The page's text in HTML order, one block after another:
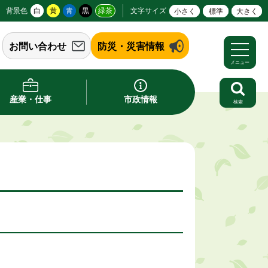
背景色 白 黄 青 黒 緑茶 文字サイズ 小さく 標準 大きく
お問い合わせ 防災・災害情報
産業・仕事 市政情報
メニュー
検索